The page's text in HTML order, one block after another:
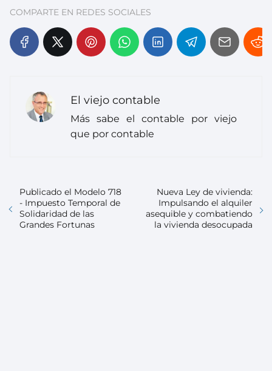
COMPARTE EN REDES SOCIALES
El viejo contable
Más sabe el contable por viejo
que por contable
Publicado el Modelo 718
- Impuesto Temporal de
Solidaridad de las
Grandes Fortunas
Nueva Ley de vivienda:
Impulsando el alquiler
asequible y combatiendo
la vivienda desocupada